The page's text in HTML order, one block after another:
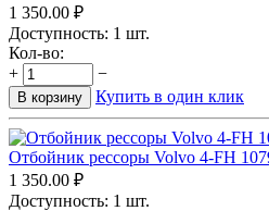
1 350.00 ₽
Доступность: 1 шт.
Кол-во:
+
−
В корзину Купить в один клик
Отбойник рессоры Volvo 4-FH
1 350.00 ₽
Доступность: 1 шт.